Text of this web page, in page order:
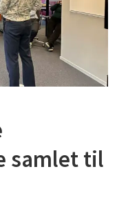
samlet til